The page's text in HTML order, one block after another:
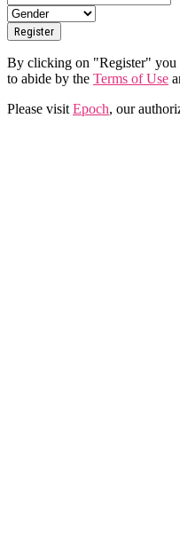
By clicking on "Register" you
to abide by the Terms of Use
Please visit Epoch, our